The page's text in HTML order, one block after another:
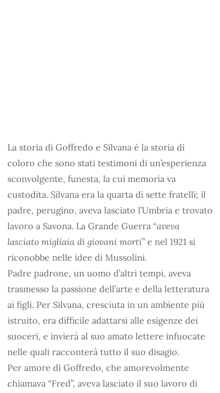
La storia di Goffredo e Silvana è la storia di
coloro che sono stati testimoni di un’esperienza
sconvolgente, funesta, la cui memoria va
custodita. Silvana era la quarta di sette fratelli; il
padre, perugino, aveva lasciato l’Umbria e trovato
lavoro a Savona. La Grande Guerra “aveva
lasciato migliaia di giovani morti” e nel 1921 si
riconobbe nelle idee di Mussolini.
Padre padrone, un uomo d’altri tempi, aveva
trasmesso la passione dell’arte e della letteratura
ai figli. Per Silvana, cresciuta in un ambiente più
istruito, era difficile adattarsi alle esigenze dei
suoceri, e invierà al suo amato lettere infuocate
nelle quali racconterà tutto il suo disagio.
Per amore di Goffredo, che amorevolmente
chiamava “Fred”, aveva lasciato il suo lavoro di